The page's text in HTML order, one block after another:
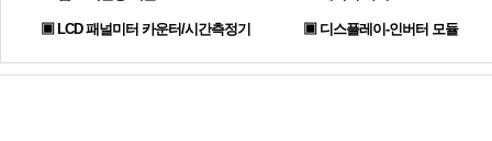
▣ LCD 패널미터 카운터/시간측정기 ▣ 디스플레이-인버터 모듈